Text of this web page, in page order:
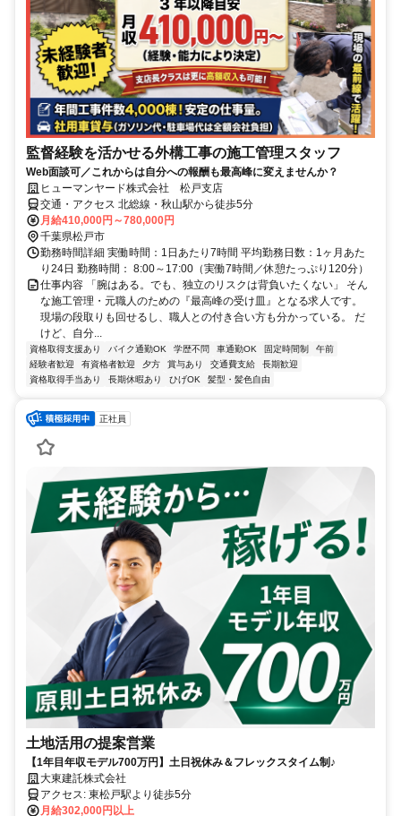
監督経験を活かせる外構工事の施工管理スタッフ
Web面談可／これからは自分への報酬も最高峰に変えませんか？
ヒューマンヤード株式会社 松戸支店
交通・アクセス 北総線・秋山駅から徒歩5分
月給410,000円～780,000円
千葉県松戸市
勤務時間詳細 実働時間：1日あたり7時間 平均勤務日数：1ヶ月あた
り24日 勤務時間： 8:00～17:00（実働7時間／休憩たっぷり120分）
仕事内容 「腕はある。でも、独立のリスクは背負いたくない」 そん
な施工管理・元職人のための『最高峰の受け皿』となる求人です。
現場の段取りも回せるし、職人との付き合い方も分かっている。 だ
けど、自分...
資格取得支援あり バイク通勤OK 学歴不問 車通勤OK 固定時間制
午前
経験者歓迎
有資格者歓迎 夕方 賞与あり 交通費支給
長期歓迎
資格取得手当あり
長期休暇あり ひげOK 髪型・髪色自由
正社員
土地活用の提案営業
【1年目年収モデル700万円】土日祝休み＆フレックスタイム制♪
大東建託株式会社
アクセス: 東松戸駅より徒歩5分
月給302,000円以上